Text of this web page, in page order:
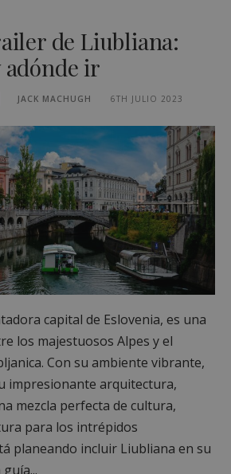
de Liubliana:
adónde ir
JACK MACHUGH 6TH JULIO 2023
capital de Eslovenia, es una
los majestuosos Alpes y el
Con su ambiente vibrante,
impresionante arquitectura,
mezcla perfecta de cultura,
para los intrépidos
planeando incluir Liubliana en su